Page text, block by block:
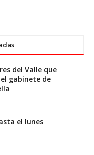
del Valle que
gabinete de
el lunes